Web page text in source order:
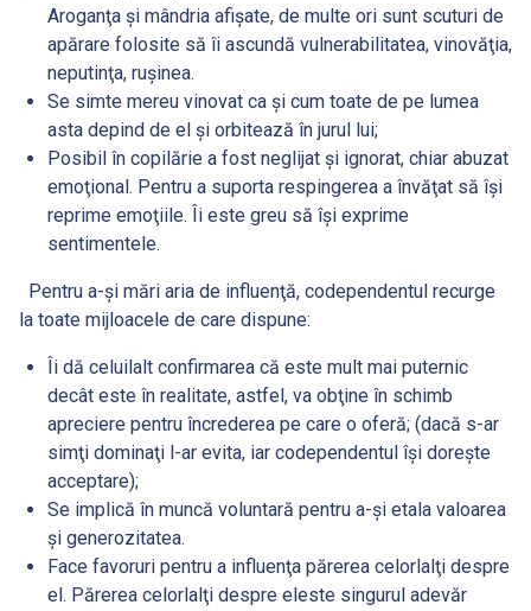
Aroganţa şi mândria afişate, de multe ori sunt scuturi de
apărare folosite să îi ascundă vulnerabilitatea, vinovăţia,
neputinţa, ruşinea.
Se simte mereu vinovat ca şi cum toate de pe lumea
asta depind de el şi orbitează în jurul lui;
Posibil în copilărie a fost neglijat şi ignorat, chiar abuzat
emoţional. Pentru a suporta respingerea a învăţat să îşi
reprime emoţiile. Îi este greu să îşi exprime
sentimentele.
Pentru a-şi mări aria de influenţă, codependentul recurge
la toate mijloacele de care dispune:
Îi dă celuilalt confirmarea că este mult mai puternic
decât este în realitate, astfel, va obţine în schimb
apreciere pentru încrederea pe care o oferă; (dacă s-ar
simţi dominaţi l-ar evita, iar codependentul îşi doreşte
acceptare);
Se implică în muncă voluntară pentru a-şi etala valoarea
şi generozitatea.
Face favoruri pentru a influenţa părerea celorlalţi despre
el. Părerea celorlalţi despre eleste singurul adevăr